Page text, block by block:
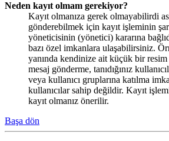
Neden kayıt olmam gerekiyor?
Kayıt olmanıza gerek olmayabilirdi
gönderebilmek için kayıt işleminin
yöneticisinin (yönetici) kararına
bazı özel imkanlara ulaşabilirsiniz.
yanında kendinize ait küçük bir
mesaj gönderme, tanıdığınız
veya kullanıcı gruplarına katılma
kullanıcılar sahip değildir. Kayıt
kayıt olmanız önerilir.
Başa dön